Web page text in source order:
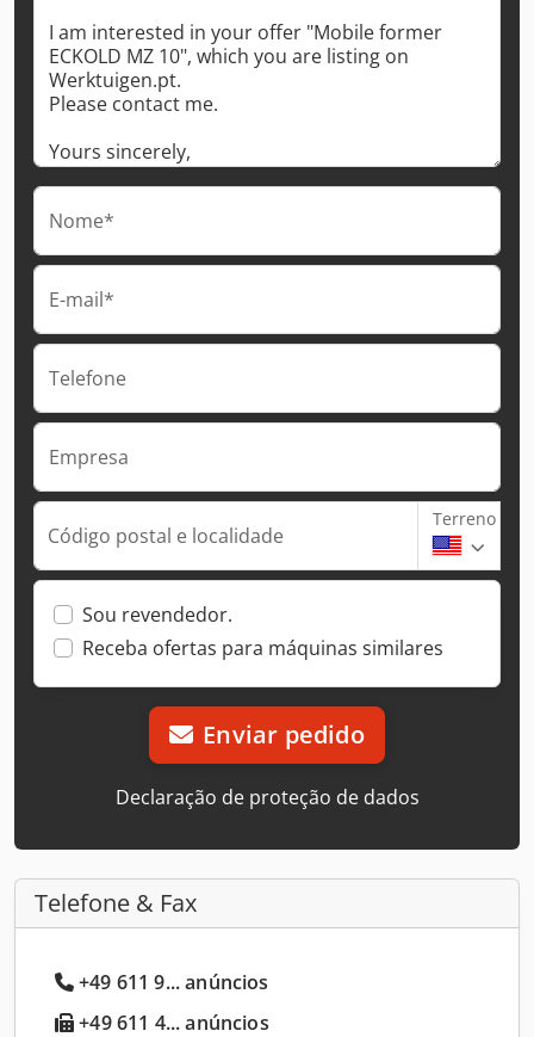
Nome*
E-mail*
Telefone
Empresa
Código postal e localidade
Terreno
Sou revendedor.
Receba ofertas para máquinas similares
Enviar pedido
Declaração de proteção de dados
Telefone & Fax
+49 611 9... anúncios
+49 611 4... anúncios